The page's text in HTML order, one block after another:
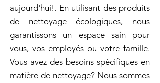
aujourd'hui!. En utilisant des produits
de nettoyage écologiques, nous
garantissons un espace sain pour
vous, vos employés ou votre famille.
Vous avez des besoins spécifiques en
matière de nettoyage? Nous sommes